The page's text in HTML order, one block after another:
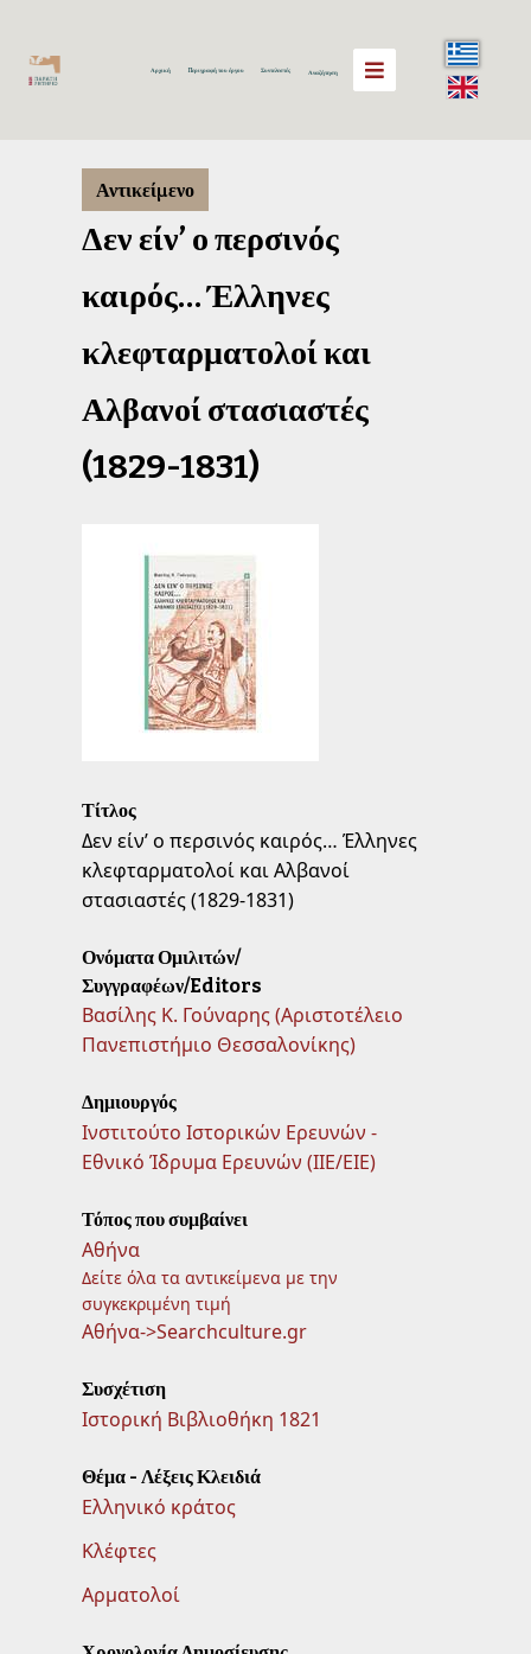
Αρχική Περιγραφή του έργου Συντελεστές Αναζήτηση
Δεν είν’ ο περσινός
καιρός… Έλληνες
κλεφταρματολοί και
Αλβανοί στασιαστές
(1829-1831)
Αντικείμενο
Τίτλος
Δεν είν’ ο περσινός καιρός… Έλληνες
κλεφταρματολοί και Αλβανοί
στασιαστές (1829-1831)
Ονόματα Ομιλιτών/
Συγγραφέων/Editors
Βασίλης Κ. Γούναρης (Αριστοτέλειο
Πανεπιστήμιο Θεσσαλονίκης)
Δημιουργός
Ινστιτούτο Ιστορικών Ερευνών -
Εθνικό Ίδρυμα Ερευνών (ΙΙΕ/ΕΙΕ)
Τόπος που συμβαίνει
Αθήνα
Δείτε όλα τα αντικείμενα με την
συγκεκριμένη τιμή
Αθήνα->Searchculture.gr
Συσχέτιση
Ιστορική Βιβλιοθήκη 1821
Θέμα - Λέξεις Κλειδιά
Ελληνικό κράτος
Κλέφτες
Αρματολοί